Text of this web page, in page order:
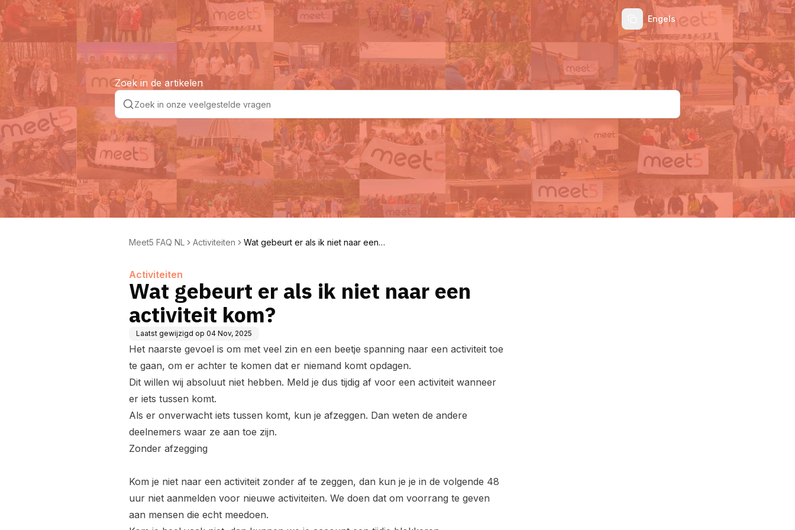
Engels
Zoek in de artikelen
Meet5 FAQ NL Activiteiten
Wat gebeurt er als ik niet naar een a
Activiteiten
Wat gebeurt er als ik niet naar een
activiteit kom?
Laatst gewijzigd op 04 Nov, 2025
Het naarste gevoel is om met veel zin en een beetje spanning naar een activiteit toe
te gaan, om er achter te komen dat er niemand komt opdagen.
Dit willen wij absoluut niet hebben. Meld je dus tijdig af voor een activiteit wanneer
er iets tussen komt.
Als er onverwacht iets tussen komt, kun je afzeggen. Dan weten de andere
deelnemers waar ze aan toe zijn.
Zonder afzegging
Kom je niet naar een activiteit zonder af te zeggen, dan kun je je in de volgende 48
uur niet aanmelden voor nieuwe activiteiten. We doen dat om voorrang te geven
aan mensen die echt meedoen.